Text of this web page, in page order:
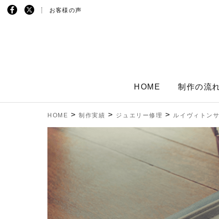
お客様の声
HOME 制作の流
HOME >制作実績 > ジュエリー修理 > ルイヴィトン